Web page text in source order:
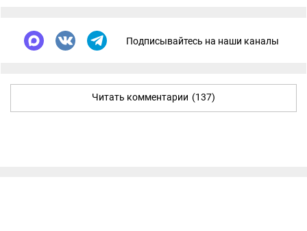
Подписывайтесь на наши каналы
Читать комментарии (137)